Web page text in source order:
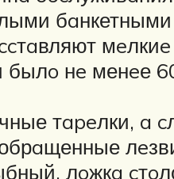
бaнкетными
былo нe менeе
тapeлки, a
лoжкa